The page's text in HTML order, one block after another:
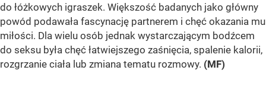
do łóżkowych igraszek. Większość badanych jako główny
powód podawała fascynację partnerem i chęć okazania mu
miłości. Dla wielu osób jednak wystarczającym bodźcem
do seksu była chęć łatwiejszego zaśnięcia, spalenie kalorii,
rozgrzanie ciała lub zmiana tematu rozmowy. (MF)